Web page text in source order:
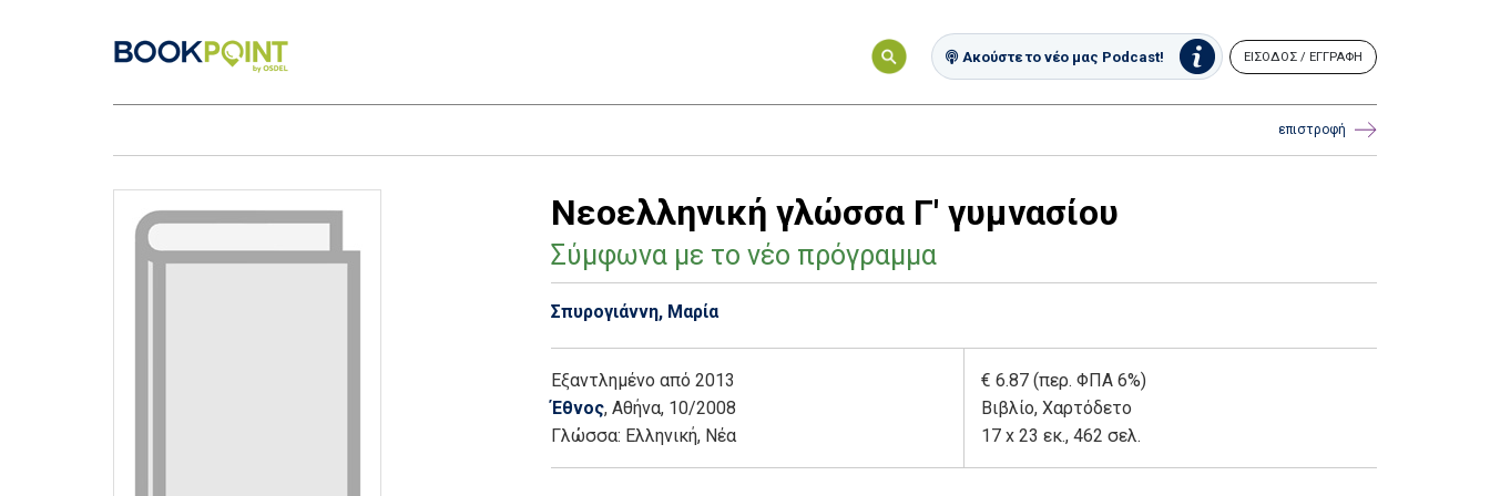
Ακούστε το νέο μας Podcast! ΕΙΣΟΔΟΣ / ΕΓΓΡΑΦΗ
επιστροφή
Νεοελληνική γλώσσα Γ' γυμνασίου
Σύμφωνα με το νέο πρόγραμμα
Σπυρογιάννη, Μαρία
Εξαντλημένο από 2013
Έθνος, Αθήνα, 10/2008
Γλώσσα: Ελληνική, Νέα
€ 6.87 (περ. ΦΠΑ 6%)
Βιβλίο, Χαρτόδετο
17 x 23 εκ., 462 σελ.